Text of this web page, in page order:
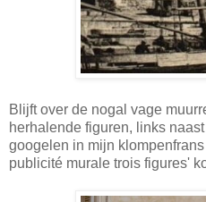
Blijft over de nogal vage
herhalende figuren, links naast
googelen in mijn
publicité murale trois figures'